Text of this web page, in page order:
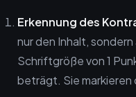
Erkennung des
nur den Inhalt,
Schriftgröße von 1
beträgt. Sie markieren